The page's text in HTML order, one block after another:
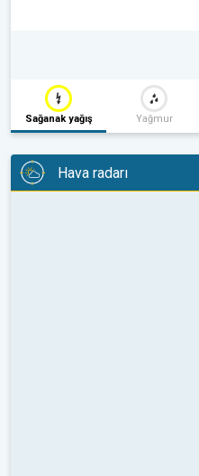
Sağanak yağış Yağmur
Hava radarı